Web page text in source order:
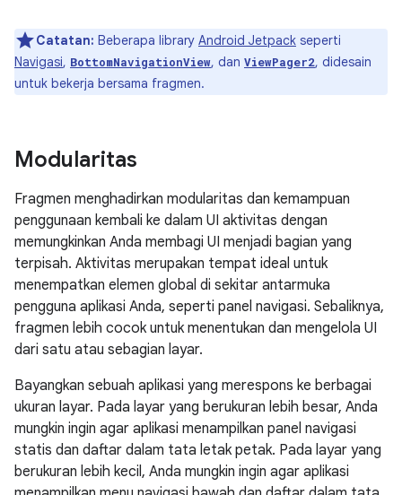
Catatan: Beberapa library Android Jetpack seperti
Navigasi, BottomNavigationView, dan ViewPager2, didesain
untuk bekerja bersama fragmen.
Modularitas
Fragmen menghadirkan modularitas dan kemampuan
penggunaan kembali ke dalam UI aktivitas dengan
memungkinkan Anda membagi UI menjadi bagian yang
terpisah. Aktivitas merupakan tempat ideal untuk
menempatkan elemen global di sekitar antarmuka
pengguna aplikasi Anda, seperti panel navigasi. Sebaliknya,
fragmen lebih cocok untuk menentukan dan mengelola UI
dari satu atau sebagian layar.
Bayangkan sebuah aplikasi yang merespons ke berbagai
ukuran layar. Pada layar yang berukuran lebih besar, Anda
mungkin ingin agar aplikasi menampilkan panel navigasi
statis dan daftar dalam tata letak petak. Pada layar yang
berukuran lebih kecil, Anda mungkin ingin agar aplikasi